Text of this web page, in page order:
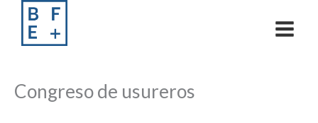
content
Congreso de usureros